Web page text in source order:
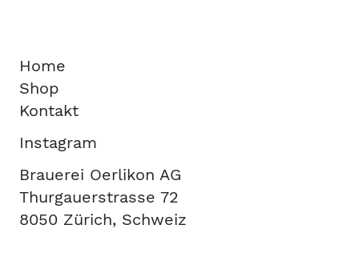
Home
Shop
Kontakt
Instagram
Brauerei Oerlikon AG
Thurgauerstrasse 72
8050 Zürich, Schweiz